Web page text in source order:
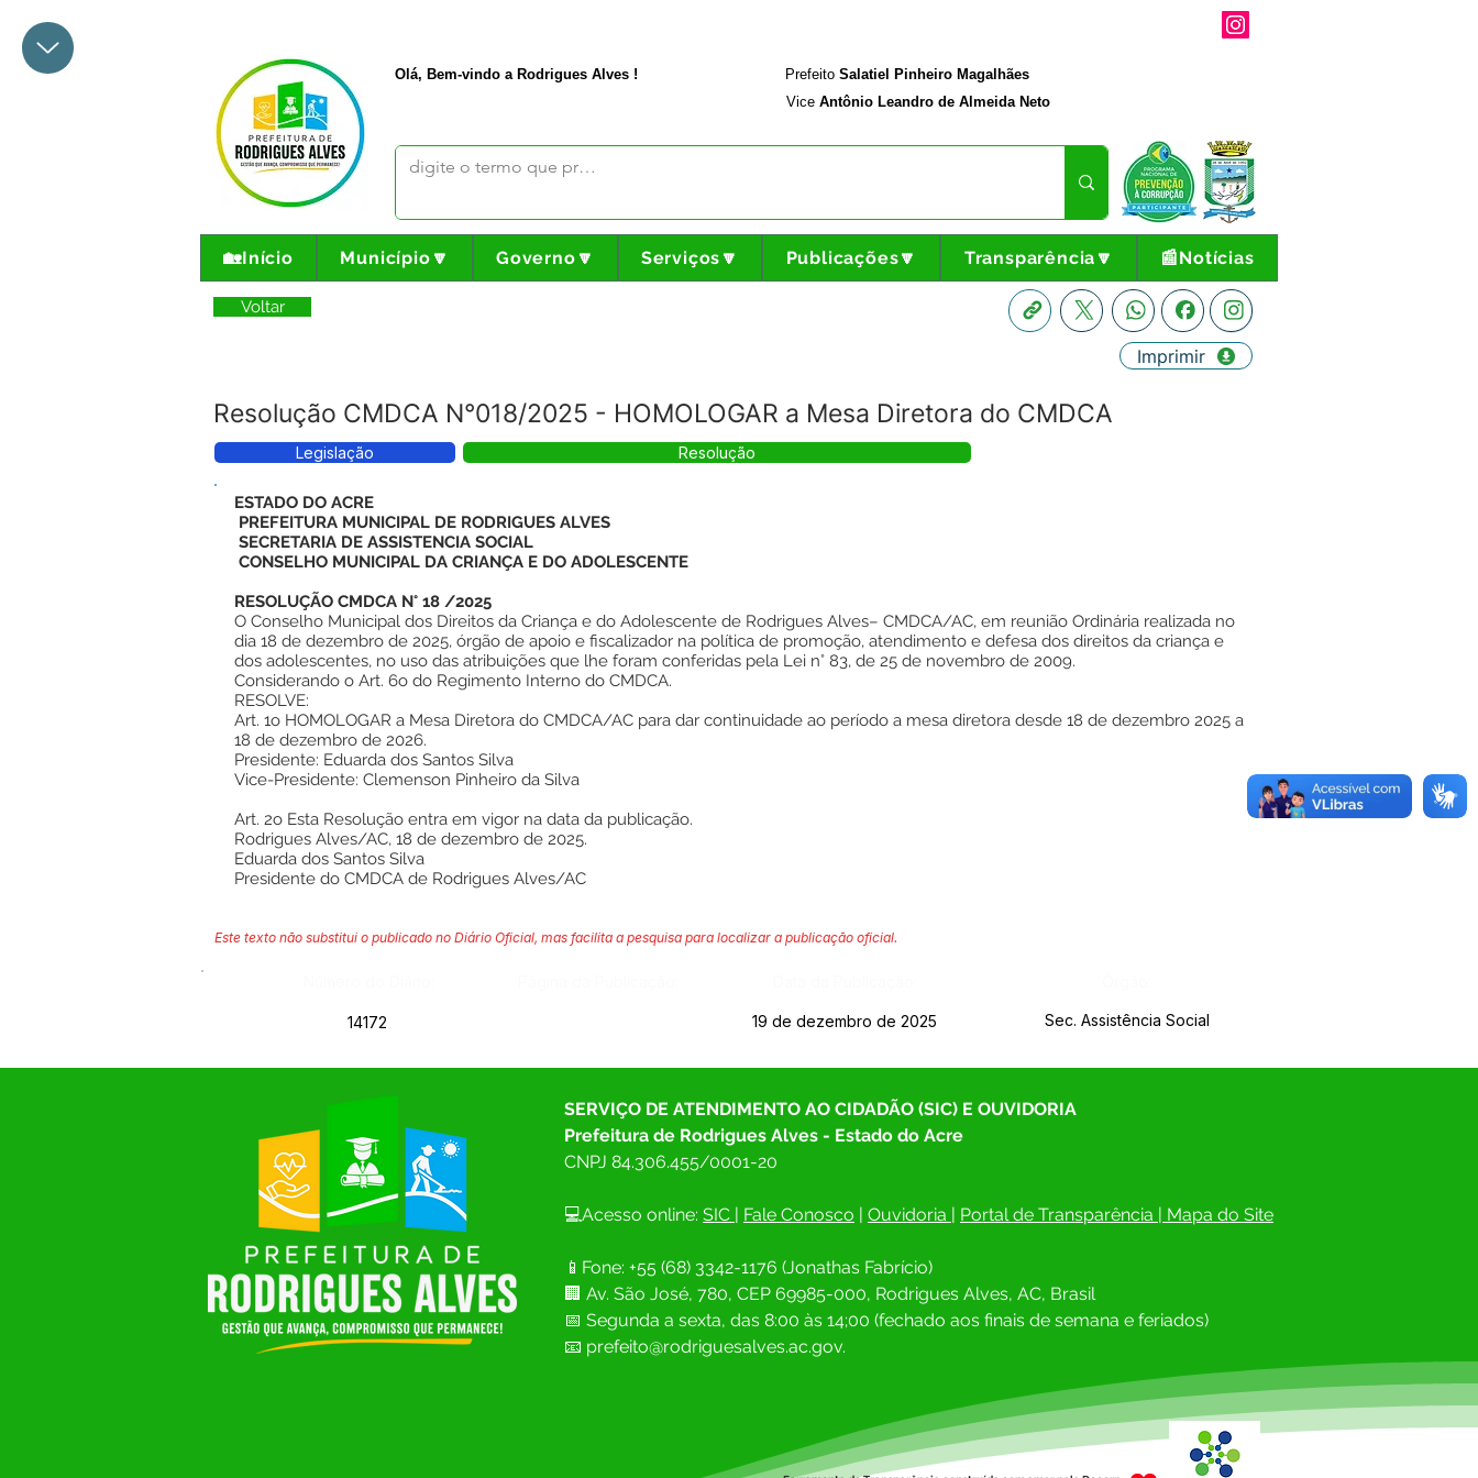
Olá, Bem-vindo a Rodrigues Alves ! Prefeito Salatiel Pinheiro Magalhães
Vice Antônio Leandro de Almeida Neto
🏡Início Município🔽 Governo🔽 Serviços🔽 Publicações🔽 Transparência🔽 📰Notícias
Voltar
Resolução CMDCA N°018/2025 - HOMOLOGAR a Mesa Diretora do CMDCA
Imprimir
Legislação Resolução
ESTADO DO ACRE
PREFEITURA MUNICIPAL DE RODRIGUES ALVES
SECRETARIA DE ASSISTENCIA SOCIAL
CONSELHO MUNICIPAL DA CRIANÇA E DO ADOLESCENTE
RESOLUÇÃO CMDCA N° 18 /2025
O Conselho Municipal dos Direitos da Criança e do Adolescente de Rodrigues Alves– CMDCA/AC, em reunião Ordinária realizada no
dia 18 de dezembro de 2025, órgão de apoio e fiscalizador na política de promoção, atendimento e defesa dos direitos da criança e
dos adolescentes, no uso das atribuições que lhe foram conferidas pela Lei n° 83, de 25 de novembro de 2009.
Considerando o Art. 6o do Regimento Interno do CMDCA.
RESOLVE:
Art. 1o HOMOLOGAR a Mesa Diretora do CMDCA/AC para dar continuidade ao período a mesa diretora desde 18 de dezembro 2025 a
18 de dezembro de 2026.
Presidente: Eduarda dos Santos Silva
Vice-Presidente: Clemenson Pinheiro da Silva
Art. 2o Esta Resolução entra em vigor na data da publicação.
Rodrigues Alves/AC, 18 de dezembro de 2025.
Eduarda dos Santos Silva
Presidente do CMDCA de Rodrigues Alves/AC
Este texto não substitui o publicado no Diário Oficial, mas facilita a pesquisa para localizar a publicação oficial.
14172 19 de dezembro de 2025 Sec. Assistência Social
SERVIÇO DE ATENDIMENTO AO CIDADÃO (SIC) E OUVIDORIA
Prefeitura de Rodrigues Alves - Estado do Acre
CNPJ 84.306.455/0001-20
💻Acesso online: SIC | Fale Conosco | Ouvidoria | Portal de Transparência | Mapa do Site
📱Fone: +55 (68) 3342-1176 (Jonathas Fabrício)
🏢 Av. São José, 780, CEP 69985-000, Rodrigues Alves, AC, Brasil
📅 Segunda a sexta, das 8:00 às 14;00 (fechado aos finais de semana e feriados)
📧 prefeito@rodriguesalves.ac.gov.